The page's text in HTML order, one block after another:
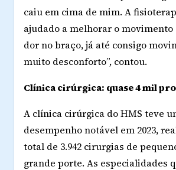
caiu em cima de mim. A
ajudado a melhorar o
dor no braço, já até consigo
muito desconforto”, contou.
Clínica cirúrgica: quase 4 mil
A clínica cirúrgica do HMS teve
desempenho notável em 2023,
total de 3.942 cirurgias de
grande porte. As especialidades